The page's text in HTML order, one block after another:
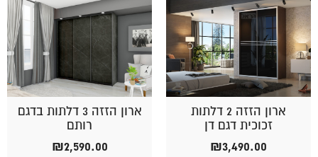
ארון הזזה 2 דלתות
זכוכית דגם דן
₪3,490.00
ארון הזזה 3 דלתות בדגם
רותם
₪2,590.00